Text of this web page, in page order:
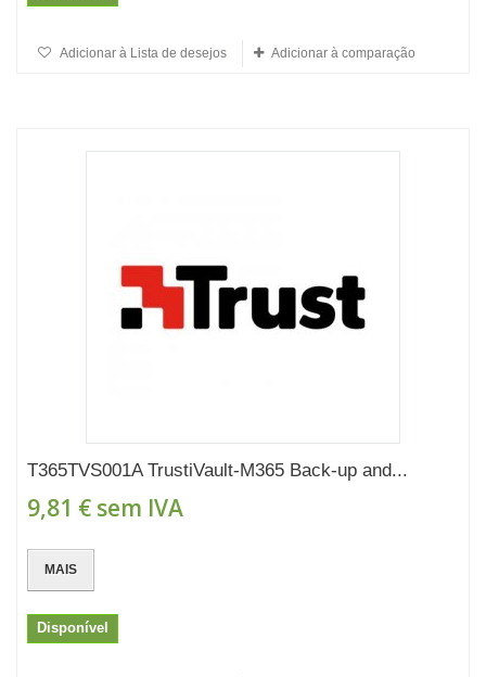
Adicionar à Lista de desejos Adicionar à comparação
T365TVS001A TrustiVault-M365 Back-up and...
9,81 € sem IVA
MAIS
Disponível